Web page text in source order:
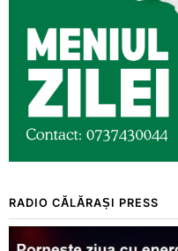
RADIO CĂLĂRAȘI PRESS